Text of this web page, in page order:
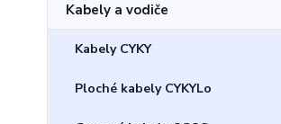
Kabely a vodiče
Kabely CYKY
Ploché kabely CYKYLo